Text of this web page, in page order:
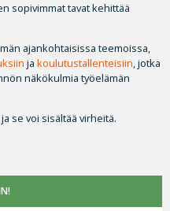
sopivimmat tavat kehittää
ajankohtaisissa teemoissa,
ja koulutustallenteisiin, jotka
näkökulmia työelämän
se voi sisältää virheitä.